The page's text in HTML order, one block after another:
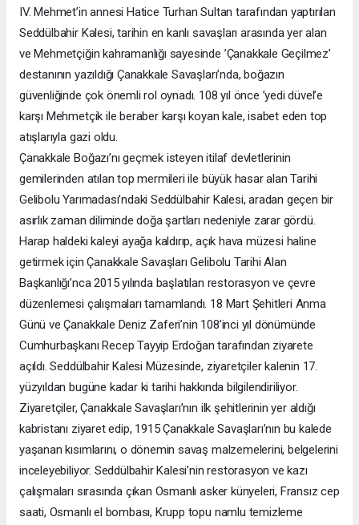
IV. Mehmet’in annesi Hatice Turhan Sultan tarafından yaptırılan
Seddülbahir Kalesi, tarihin en kanlı savaşları arasında yer alan
ve Mehmetçiğin kahramanlığı sayesinde ’Çanakkale Geçilmez’
destanının yazıldığı Çanakkale Savaşları’nda, boğazın
güvenliğinde çok önemli rol oynadı. 108 yıl önce ’yedi düvel’e
karşı Mehmetçik ile beraber karşı koyan kale, isabet eden top
atışlarıyla gazi oldu.
Çanakkale Boğazı’nı geçmek isteyen itilaf devletlerinin
gemilerinden atılan top mermileri ile büyük hasar alan Tarihi
Gelibolu Yarımadası’ndaki Seddülbahir Kalesi, aradan geçen bir
asırlık zaman diliminde doğa şartları nedeniyle zarar gördü.
Harap haldeki kaleyi ayağa kaldırıp, açık hava müzesi haline
getirmek için Çanakkale Savaşları Gelibolu Tarihi Alan
Başkanlığı’nca 2015 yılında başlatılan restorasyon ve çevre
düzenlemesi çalışmaları tamamlandı. 18 Mart Şehitleri Anma
Günü ve Çanakkale Deniz Zaferi’nin 108’inci yıl dönümünde
Cumhurbaşkanı Recep Tayyip Erdoğan tarafından ziyarete
açıldı. Seddülbahir Kalesi Müzesinde, ziyaretçiler kalenin 17.
yüzyıldan bugüne kadar ki tarihi hakkında bilgilendiriliyor.
Ziyaretçiler, Çanakkale Savaşları’nın ilk şehitlerinin yer aldığı
kabristanı ziyaret edip, 1915 Çanakkale Savaşları’nın bu kalede
yaşanan kısımlarını, o dönemin savaş malzemelerini, belgelerini
inceleyebiliyor. Seddülbahir Kalesi’nin restorasyon ve kazı
çalışmaları sırasında çıkan Osmanlı asker künyeleri, Fransız cep
saati, Osmanlı el bombası, Krupp topu namlu temizleme